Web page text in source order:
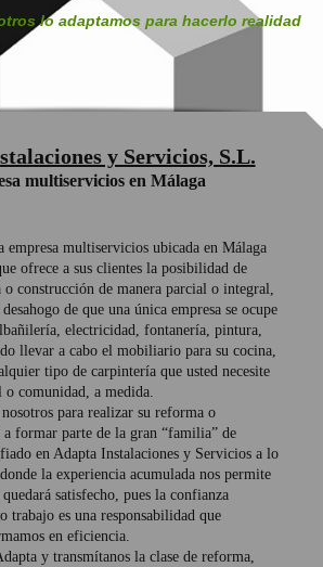
lo adaptamos para hacerlo realidad
y Servicios, S.L.
multiservicios en Málaga
multiservicios ubicada en Málaga
ofrece a sus clientes la posibilidad de
construcción de manera parcial o integral,
de que una única empresa se ocupe
electricidad, fontanería, pintura,
llevar a cabo el mobiliario para su cocina,
tipo de carpintería que usted necesite
comunidad, a medida.
para realizar su reforma o
formar parte de la gran “familia” de
en Adapta Instalaciones y Servicios a lo
la experiencia acumulada nos permite
satisfecho, pues la confianza
trabajo es una responsabilidad que
en eficiencia.
y transmítanos la clase de reforma,